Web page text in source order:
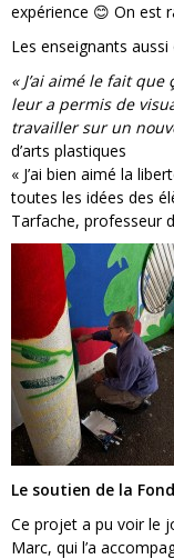
expérience 😊 On est
Les enseignants
« J’ai aimé le fait
leur a permis de
travailler sur un
d’arts plastiques
« J’ai bien aimé la
toutes les idées des
Tarfache, professeur
Le soutien de la
Ce projet a pu voir le
Marc, qui l’a